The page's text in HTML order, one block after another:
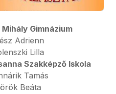
Gimnázium
Adrienn
Lilla
Szakképző Iskola
Tamás
Beáta